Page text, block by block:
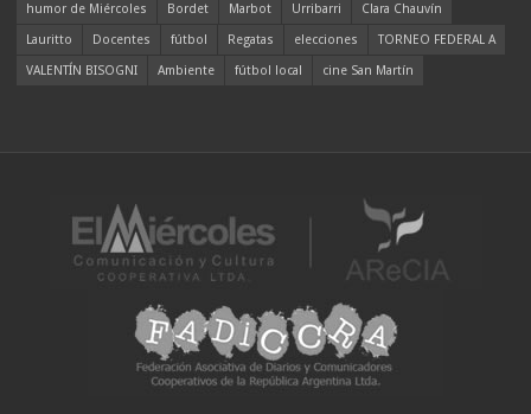
humor de Miércoles
Bordet Marbot Urribarri
Clara Chauvín
Lauritto
Docentes fútbol Regatas elecciones
TORNEO FEDERAL A
VALENTÍN BISOGNI
Ambiente fútbol local cine San Martín